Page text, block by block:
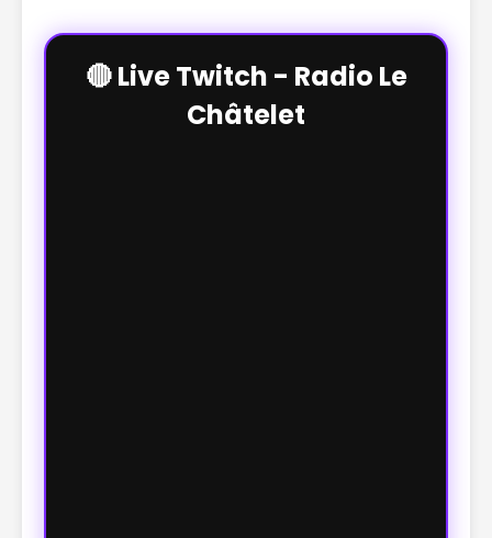
🔴 Live Twitch - Radio Le
Châtelet